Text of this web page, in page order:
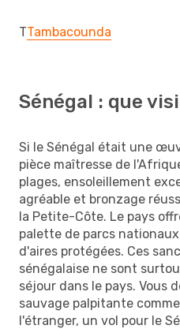
TTambacounda
Sénégal : que
Si le Sénégal était une
pièce maîtresse de
plages, ensoleillement
agréable et bronzage
la Petite-Côte. Le pays
palette de parcs
d'aires protégées. Ces
sénégalaise ne sont
séjour dans le pays. Vous
sauvage palpitante
l'étranger, un vol pour le